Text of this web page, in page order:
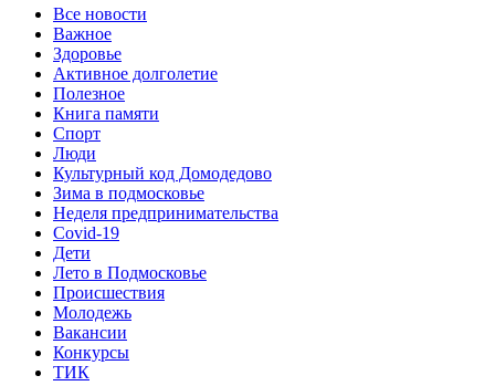
Все новости
Важное
Здоровье
Активное долголетие
Полезное
Книга памяти
Спорт
Люди
Культурный код Домодедово
Зима в подмосковье
Неделя предпринимательства
Covid-19
Дети
Лето в Подмосковье
Происшествия
Молодежь
Вакансии
Конкурсы
ТИК